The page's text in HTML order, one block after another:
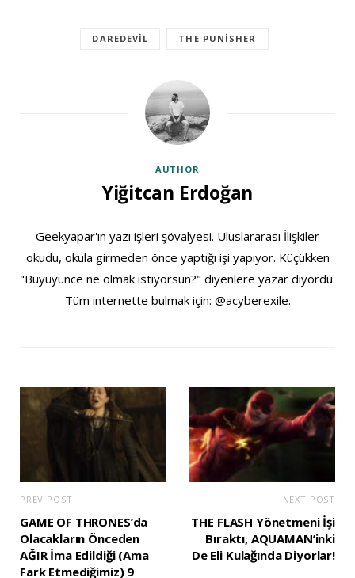
DAREDEVIL THE PUNISHER
AUTHOR
Yiğitcan Erdoğan
Geekyapar'ın yazı işleri şövalyesi. Uluslararası İlişkiler
okudu, okula girmeden önce yaptığı işi yapıyor. Küçükken
"Büyüyünce ne olmak istiyorsun?" diyenlere yazar diyordu.
Tüm internette bulmak için: @acyberexile.
PREV POST
GAME OF THRONES’da
Olacakların Önceden
AĞIR İma Edildiği (Ama
Fark Etmediğimiz) 9
NEXT POST
THE FLASH Yönetmeni İşi
Bıraktı, AQUAMAN’inki
De Eli Kulağında Diyorlar!